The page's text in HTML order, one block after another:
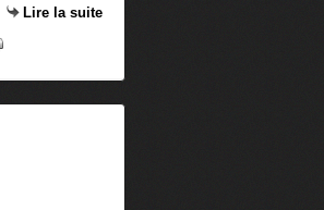
Lire la suite